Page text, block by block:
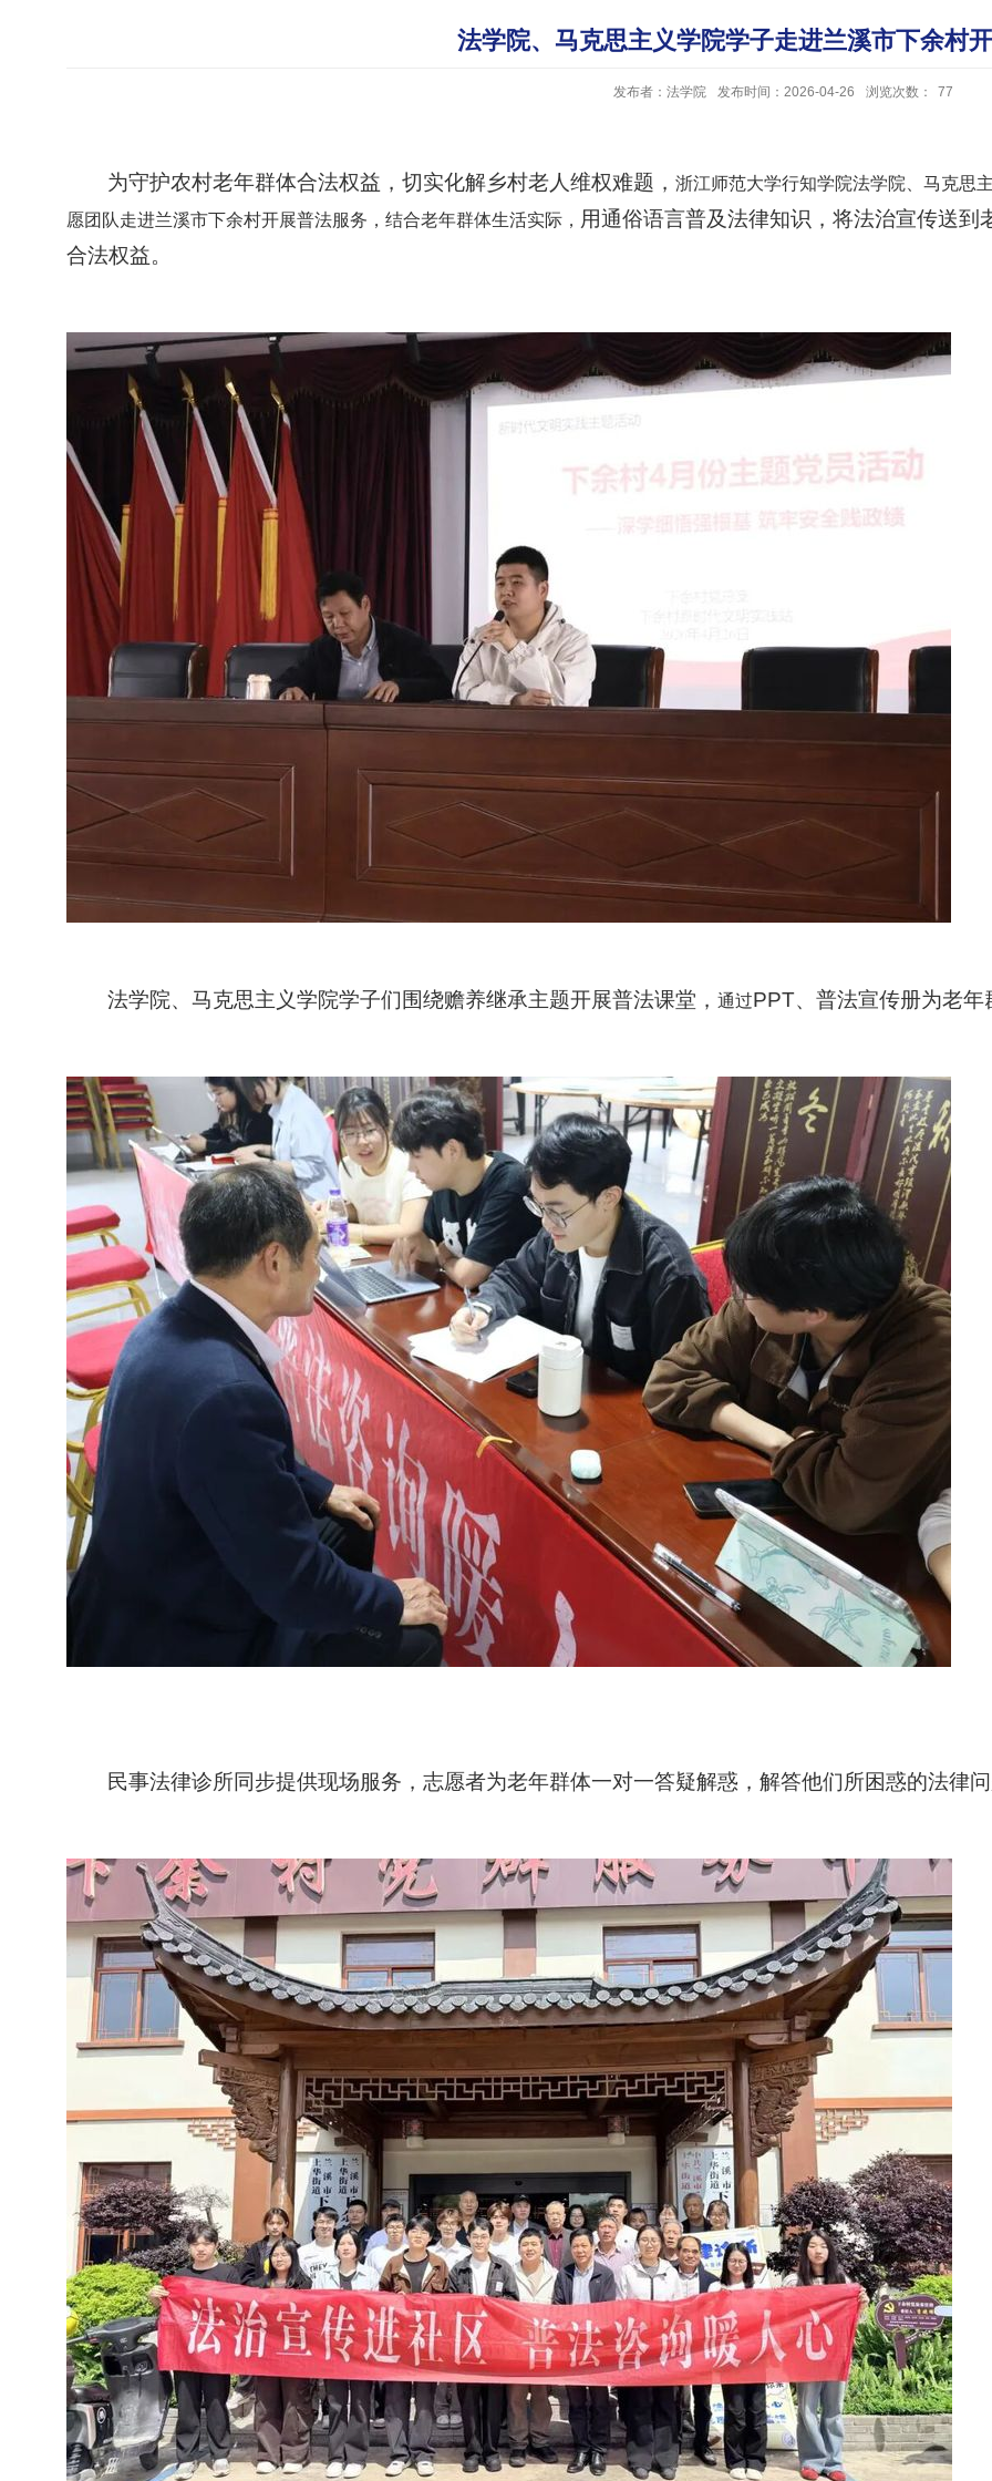
法学院、马克思主义学院学子走进兰溪市下余村
发布者：法学院 发布时间：2026-04-26 浏览次数： 77
为守护农村老年群体合法权益，切实化解乡村老人维权难题， 浙江师范大学行知学院法学院、马克思
愿团队走进兰溪市下余村开展普法服务，结合老年群体生活实际， 用通俗语言普及法律知识，将法治宣传送
合法权益。
法学院、马克思主义学院学子们围绕赡养继承主题开展普法课堂 ， 通过PPT、普法宣传册为老
民事法律诊所同步提供现场服务，志愿者为老年群体一对一答疑解惑， 解答他们所困惑的法律